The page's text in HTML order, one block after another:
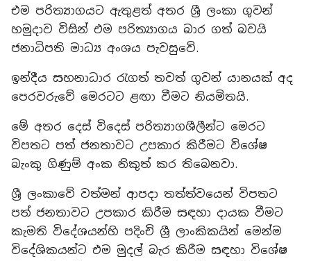
එම පරිත්‍යාගයට ඇතුළත් අතර ශ්‍රී ලංකා ගුවන්
හමුදාව විසින් එම පරිත්‍යාගය බාර ගත් බවයි
ජනාධිපති මාධ්‍ය අංශය පැවසුවේ.
ඉන්දීය සහනාධාර රැගත් තවත් ගුවන් යානයක් අද
පෙරවරුවේ මෙරටට ළඟා වීමට නියමිතයි.
මේ අතර දෙස් විදෙස් පරිත්‍යාගශීලීන්ට මෙරට
විපතට පත් ජනතාවට උපකාර කිරීමට විශේෂ
බැංකු ගිණුම් අංක නිකුත් කර තිබෙනවා.
ශ්‍රී ලංකාවේ වත්මන් ආපදා තත්ත්වයෙන් විපතට
පත් ජනතාවට උපකාර කිරීම සඳහා දායක වීමට
කැමති විදේශයන්හි පදිංචි ශ්‍රී ලාංකිකයින් මෙන්ම
විදේශිකයන්ට එම මුදල් බැර කිරීම සඳහා විශේෂ